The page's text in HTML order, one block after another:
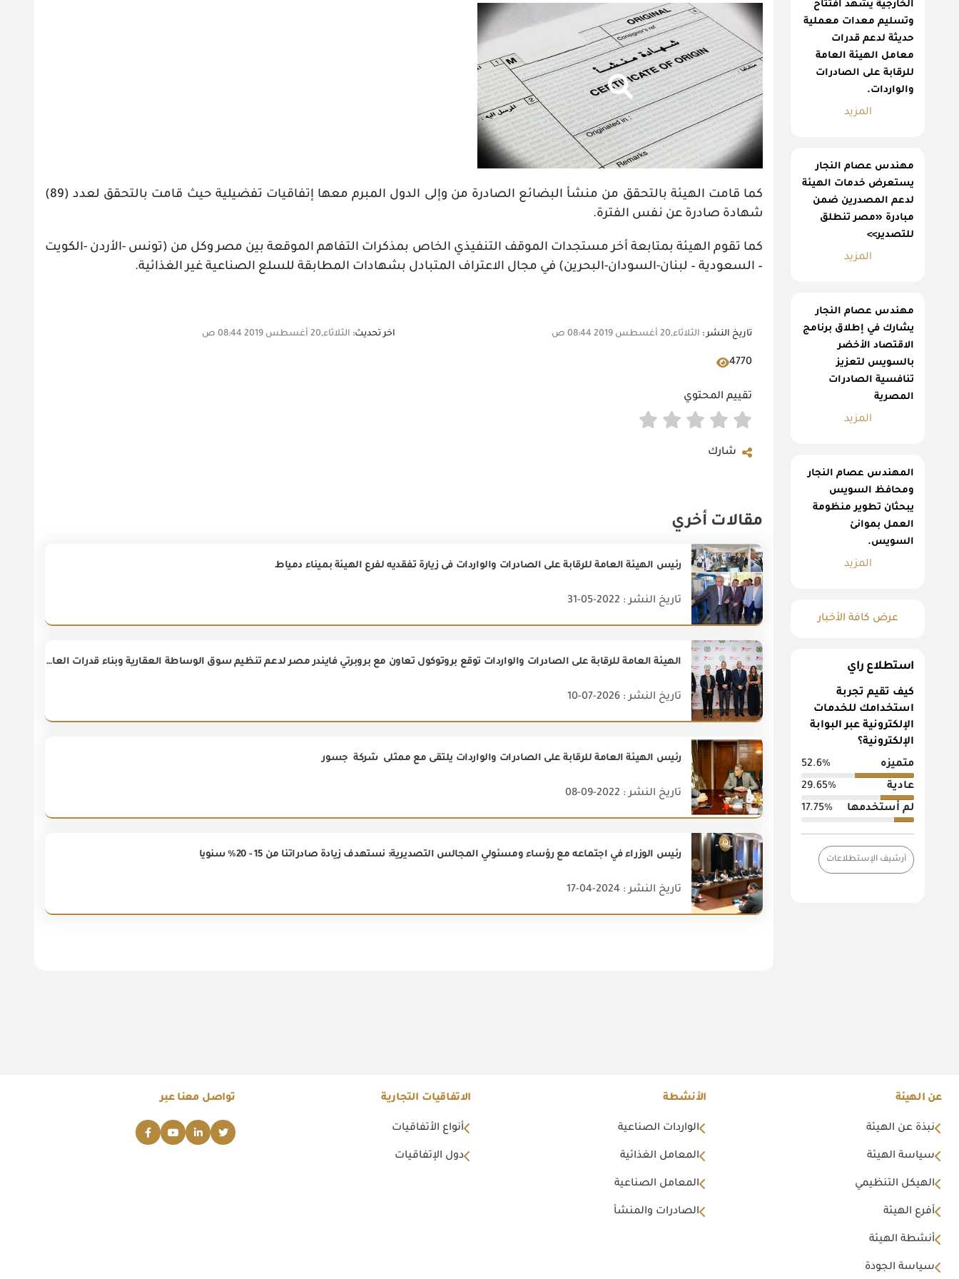
الخارجية يشهد افتتاح
وتسليم معدات معملية
حديثة لدعم قدرات
معامل الهيئة العامة
للرقابة على الصادرات
والواردات.
المزيد
مهندس عصام النجار
يستعرض خدمات الهيئة
لدعم المصدرين ضمن
مبادرة «مصر تنطلق
للتصدير>>
المزيد
مهندس عصام النجار
يشارك في إطلاق برنامج
الاقتصاد الأخضر
بالسويس لتعزيز
تنافسية الصادرات
المصرية
المزيد
المهندس عصام النجار
ومحافظ السويس
يبحثان تطوير منظومة
العمل بموانئ
السويس.
المزيد
عرض كافة الأخبار
استطلاع راي
كيف تقيم تجربة
استخدامك للخدمات
الإلكترونية عبر البوابة
الإلكترونية؟
متميزه
52.6%
عادية
29.65%
لم أستخدمها
17.75%
أرشيف الإستطلاعات
كما قامت الهيئة بالتحقق من منشأ البضائع الصادرة من وإلى الدول المبرم معها إتفاقيات تفضيلية حيث قامت بالتحقق لعدد (89)
شهادة صادرة عن نفس الفترة.
كما تقوم الهيئة بمتابعة أخر مستجدات الموقف التنفيذي الخاص بمذكرات التفاهم الموقعة بين مصر وكل من (تونس -الأردن -الكويت
– السعودية – لبنان-السودان-البحرين) في مجال الاعتراف المتبادل بشهادات المطابقة للسلع الصناعية غير الغذائية.
تاريخ النشر : الثلاثاء,20 أغسطس 2019 08:44 ص اخر تحديث: الثلاثاء,20 أغسطس 2019 08:44 ص
4770
تقييم المحتوي
شارك
مقالات أخري
رئيس الهيئة العامة للرقابة على الصادرات والواردات فى زيارة تفقديه لفرع الهيئة بميناء دمياط
تاريخ النشر : 2022-05-31
الهيئة العامة للرقابة على الصادرات والواردات توقع بروتوكول تعاون مع بروبرتي فايندر مصر لدعم تنظيم سوق الوساطة العقارية وبناء قدرات العاملين بالقطاع.
تاريخ النشر : 2026-07-10
رئيس الهيئة العامة للرقابة على الصادرات والواردات يلتقى مع ممثلى شركة جسور
تاريخ النشر : 2022-09-08
رئيس الوزراء في اجتماعه مع رؤساء ومسئولي المجالس التصديرية: نستهدف زيادة صادراتنا من 15 - 20% سنوياً
تاريخ النشر : 2024-04-17
عن الهيئة
نبذة عن الهيئة
سياسة الهيئة
الهيكل التنظيمي
أفرع الهيئة
أنشطة الهيئة
سياسة الجودة
الأنشطة
الواردات الصناعية
المعامل الغذائية
المعامل الصناعية
الصادرات والمنشأ
الاتفاقيات التجارية
أنواع الأتفاقيات
دول الإتفاقيات
تواصل معنا عبر